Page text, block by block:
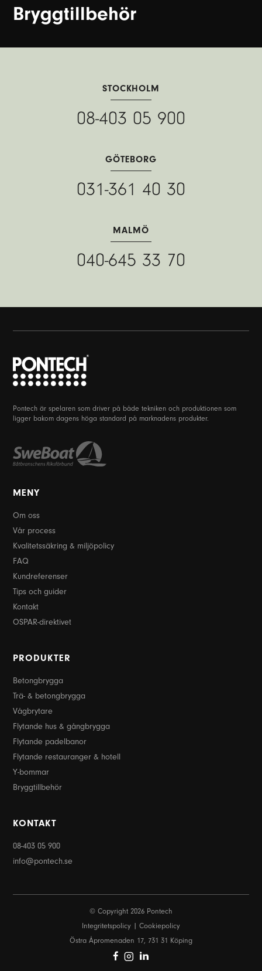
Bryggtillbehör
STOCKHOLM
08-403 05 900
GÖTEBORG
031-361 40 30
MALMÖ
040-645 33 70
Pontech är spelaren som driver på både tekniken och produktionen som
ligger bakom dagens höga standard på marknadens produkter.
MENY
Om oss
Vår process
Kvalitetssäkring & miljöpolicy
FAQ
Kundreferenser
Tips och guider
Kontakt
OSPAR-direktivet
PRODUKTER
Betongbrygga
Trä- & betongbrygga
Vågbrytare
Flytande hus & gångbrygga
Flytande padelbanor
Flytande restauranger & hotell
Y-bommar
Bryggtillbehör
KONTAKT
08-403 05 900
info@pontech.se
© Copyright 2026 Pontech
Integritetspolicy
Cookiepolicy
Östra Åpromenaden 17, 731 31 Köping